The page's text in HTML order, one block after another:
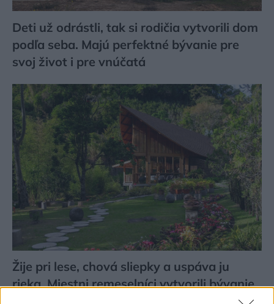
Deti už odrástli, tak si rodičia vytvorili dom
podľa seba. Majú perfektné bývanie pre
svoj život i pre vnúčatá
Žije pri lese, chová sliepky a uspáva ju
rieka. Miestni remeselníci vytvorili bývanie,